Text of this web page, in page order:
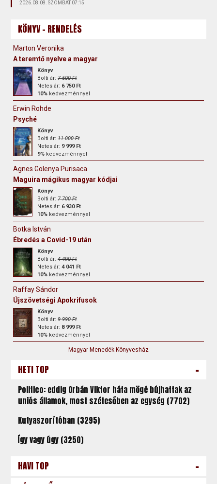
2026.08.08. SZOMBAT 07:15
KÖNYV - RENDELÉS
Marton Veronika
A teremtő nyelve a magyar
Könyv
Bolti ár:7 500 Ft
Netes ár: 6 750 Ft
10% kedvezménnyel
Erwin Rohde
Psyché
Könyv
Bolti ár:11 000 Ft
Netes ár: 9 999 Ft
9% kedvezménnyel
Agnes Golenya Purisaca
Maguira mágikus magyar kódjai
Könyv
Bolti ár:7 700 Ft
Netes ár: 6 930 Ft
10% kedvezménnyel
Botka István
Ébredés a Covid-19 után
Könyv
Bolti ár:4 490 Ft
Netes ár:4 041 Ft
10% kedvezménnyel
Raffay Sándor
Újszövetségi Apokrifusok
Könyv
Bolti ár:9 990 Ft
Netes ár: 8 999 Ft
10% kedvezménnyel
Magyar Menedék Könyvesház
HETI TOP -
Politico: eddig Orbán Viktor háta mögé bújhattak az
uniós államok, most szétesőben az egység (7702)
Kutyaszorítóban (3295)
Így vagy úgy (3250)
HAVI TOP -